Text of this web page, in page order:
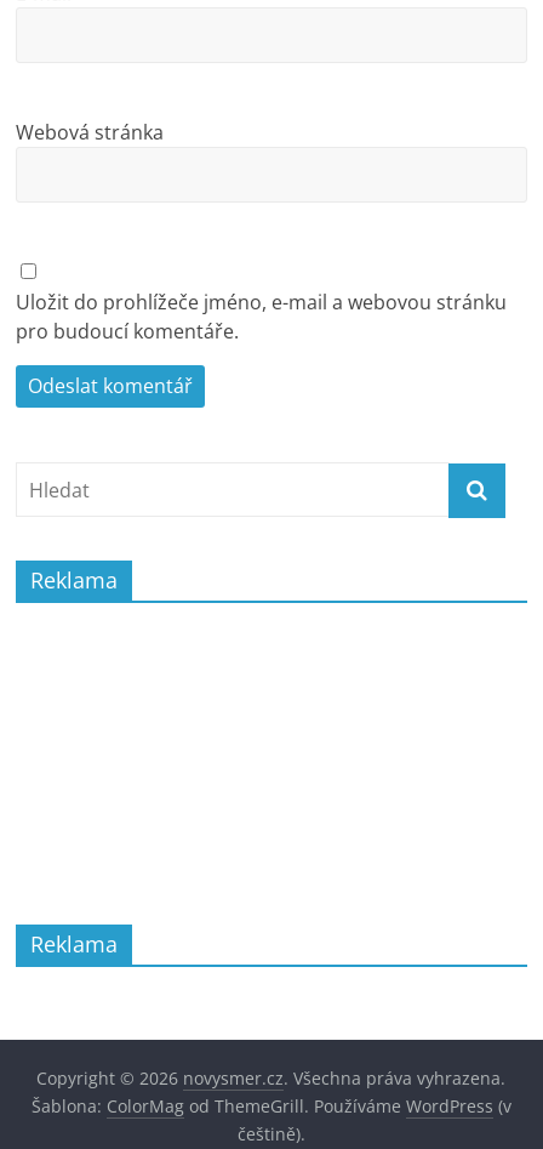
Webová stránka
Uložit do prohlížeče jméno, e-mail a webovou stránku
pro budoucí komentáře.
Reklama
Reklama
Copyright © 2026 novysmer.cz. Všechna práva vyhrazena.
Šablona: ColorMagod ThemeGrill. Používáme WordPress (v
češtině).